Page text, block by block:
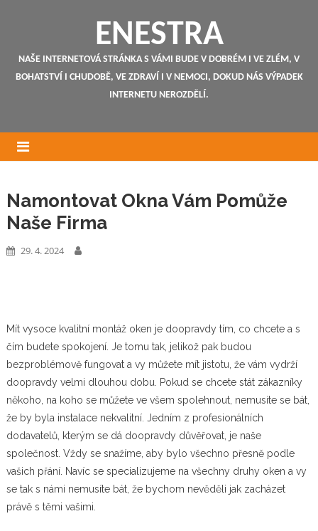
ENESTRA
NAŠE INTERNETOVÁ STRÁNKA S VÁMI BUDE V DOBRÉM I VE ZLÉM, V
BOHATSTVÍ I CHUDOBĚ, VE ZDRAVÍ I V NEMOCI, DOKUD NÁS VÝPADEK
INTERNETU NEROZDĚLÍ.
Namontovat Okna Vám Pomůže
Naše Firma
29. 4. 2024
Mít vysoce kvalitní montáž oken je doopravdy tím, co chcete a s
čím budete spokojení. Je tomu tak, jelikož pak budou
bezproblémově fungovat a vy můžete mít jistotu, že vám vydrží
doopravdy velmi dlouhou dobu. Pokud se chcete stát zákazníky
někoho, na koho se můžete ve všem spolehnout, nemusíte se bát,
že by byla instalace nekvalitní. Jedním z profesionálních
dodavatelů, kterým se dá doopravdy důvěřovat, je naše
společnost. Vždy se snažíme, aby bylo všechno přesně podle
vašich přání. Navíc se specializujeme na všechny druhy oken a vy
se tak s námi nemusíte bát, že bychom nevěděli jak zacházet
právě s těmi vašimi.